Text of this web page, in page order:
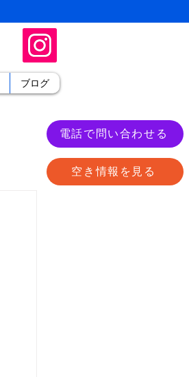
空き情報を見る
電話で問い合わせる
ブログ